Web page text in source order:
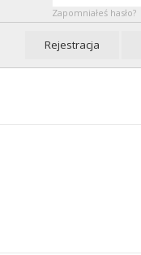
Zapomniałeś hasło?
Rejestracja